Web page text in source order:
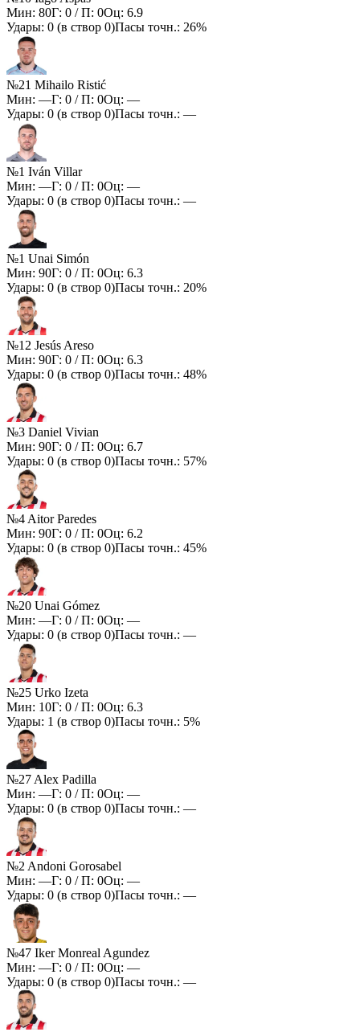
Мин: 80Г: 0 / П: 0Оц: 6.9
Удары: 0 (в створ 0)Пасы точн.: 26%
№21 Mihailo Ristić
Мин: —Г: 0 / П: 0Оц: —
Удары: 0 (в створ 0)Пасы точн.: —
№1 Iván Villar
Мин: —Г: 0 / П: 0Оц: —
Удары: 0 (в створ 0)Пасы точн.: —
№1 Unai Simón
Мин: 90Г: 0 / П: 0Оц: 6.3
Удары: 0 (в створ 0)Пасы точн.: 20%
№12 Jesús Areso
Мин: 90Г: 0 / П: 0Оц: 6.3
Удары: 0 (в створ 0)Пасы точн.: 48%
№3 Daniel Vivian
Мин: 90Г: 0 / П: 0Оц: 6.7
Удары: 0 (в створ 0)Пасы точн.: 57%
№4 Aitor Paredes
Мин: 90Г: 0 / П: 0Оц: 6.2
Удары: 0 (в створ 0)Пасы точн.: 45%
№20 Unai Gómez
Мин: —Г: 0 / П: 0Оц: —
Удары: 0 (в створ 0)Пасы точн.: —
№25 Urko Izeta
Мин: 10Г: 0 / П: 0Оц: 6.3
Удары: 1 (в створ 0)Пасы точн.: 5%
№27 Alex Padilla
Мин: —Г: 0 / П: 0Оц: —
Удары: 0 (в створ 0)Пасы точн.: —
№2 Andoni Gorosabel
Мин: —Г: 0 / П: 0Оц: —
Удары: 0 (в створ 0)Пасы точн.: —
№47 Iker Monreal Agundez
Мин: —Г: 0 / П: 0Оц: —
Удары: 0 (в створ 0)Пасы точн.: —